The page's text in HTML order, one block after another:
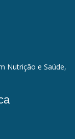
Nutrição e Saúde,